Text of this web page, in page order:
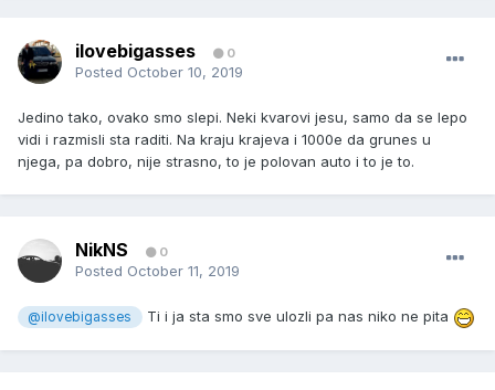
ilovebigasses 0
Posted October 10, 2019
Jedino tako, ovako smo slepi. Neki kvarovi jesu, samo da se lepo
vidi i razmisli sta raditi. Na kraju krajeva i 1000e da grunes u
njega, pa dobro, nije strasno, to je polovan auto i to je to.
NikNS 0
Posted October 11, 2019
@ilovebigasses Ti i ja sta smo sve ulozli pa nas niko ne pita